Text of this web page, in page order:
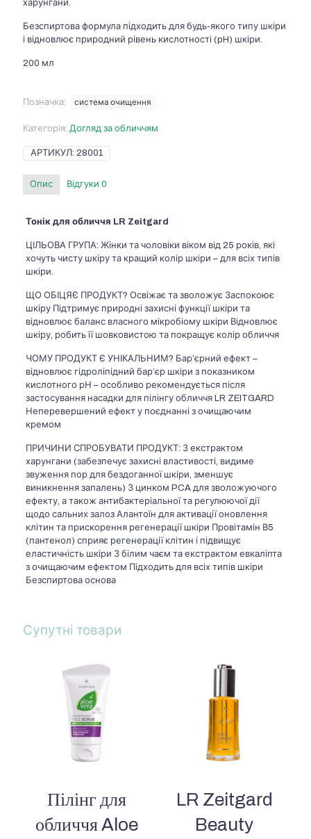
харунгани.
Безспиртова формула підходить для будь-якого типу шкіри
і відновлює природний рівень кислотності (pH) шкіри.
200 мл
Позначка: система очищення
Категорія: Догляд за обличчям
АРТИКУЛ: 28001
Опис Відгуки 0
Тонік для обличчя LR Zeitgard
ЦІЛЬОВА ГРУПА: Жінки та чоловіки віком від 25 років, які
хочуть чисту шкіру та кращий колір шкіри – для всіх типів
шкіри.
ЩО ОБІЦЯЄ ПРОДУКТ? Освіжає та зволожує Заспокоює
шкіру Підтримує природні захисні функції шкіри та
відновлює баланс власного мікробіому шкіри Відновлює
шкіру, робить її шовковистою та покращує колір обличчя
ЧОМУ ПРОДУКТ Є УНІКАЛЬНИМ? Бар’єрний ефект –
відновлює гідроліпідний бар’єр шкіри з показником
кислотного рН – особливо рекомендується після
застосування насадки для пілінгу обличчя LR ZEITGARD
Неперевершений ефект у поєднанні з очищаючим
кремом
ПРИЧИНИ СПРОБУВАТИ ПРОДУКТ: З екстрактом
харунгани (забезпечує захисні властивості, видиме
звуження пор для бездоганної шкіри, зменшує
виникнення запалень) З цинком PCA для зволожуючого
ефекту, а також антибактеріальної та регулюючої дії
щодо сальних залоз Алантоїн для активації оновлення
клітин та прискорення регенерації шкіри Провітамін В5
(пантенол) сприяє регенерації клітин і підвищує
еластичність шкіри З білим чаєм та екстрактом евкаліпта
з очищаючим ефектом Підходить для всіх типів шкіри
Безспиртова основа
Супутні товари
Пілінг для
обличчя Aloe
LR Zeitgard
Beauty